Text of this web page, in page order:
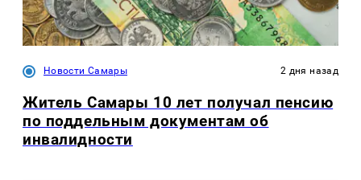
Новости Самары 2 дня назад
Житель Самары 10 лет получал пенсию
по поддельным документам об
инвалидности